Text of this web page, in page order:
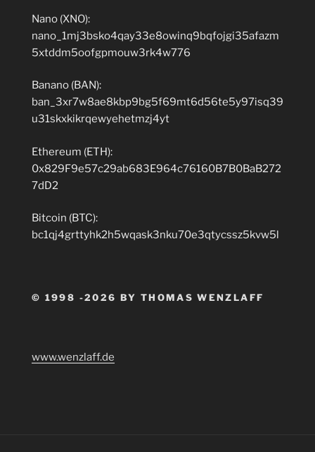
Nano (XNO):
nano_1mj3bsko4qay33e8owinq9bqfojgi35afazm
5xtddm5oofgpmouw3rk4w776
Banano (BAN):
ban_3xr7w8ae8kbp9bg5f69mt6d56te5y97isq39
u31skxkikrqewyehetmzj4yt
Ethereum (ETH):
0x829F9e57c29ab683E964c76160B7B0BaB272
7dD2
Bitcoin (BTC):
bc1qj4grttyhk2h5wqask3nku70e3qtycssz5kvw5l
© 1998 -2026 BY THOMAS WENZLAFF
www.wenzlaff.de